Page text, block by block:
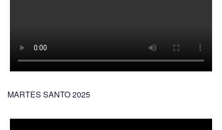
MARTES SANTO 2025